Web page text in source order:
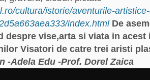
cultura/istorie/aventurile-
index.html De
despre vise,arta si viata in acest
Visatori de catre trei aristi
-Adela Edu -Prof. Dorel Zaica